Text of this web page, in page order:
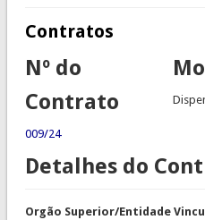
Contratos
Nº do
Contrato
009/24
Detalhes do
Orgão Superior/Entidade